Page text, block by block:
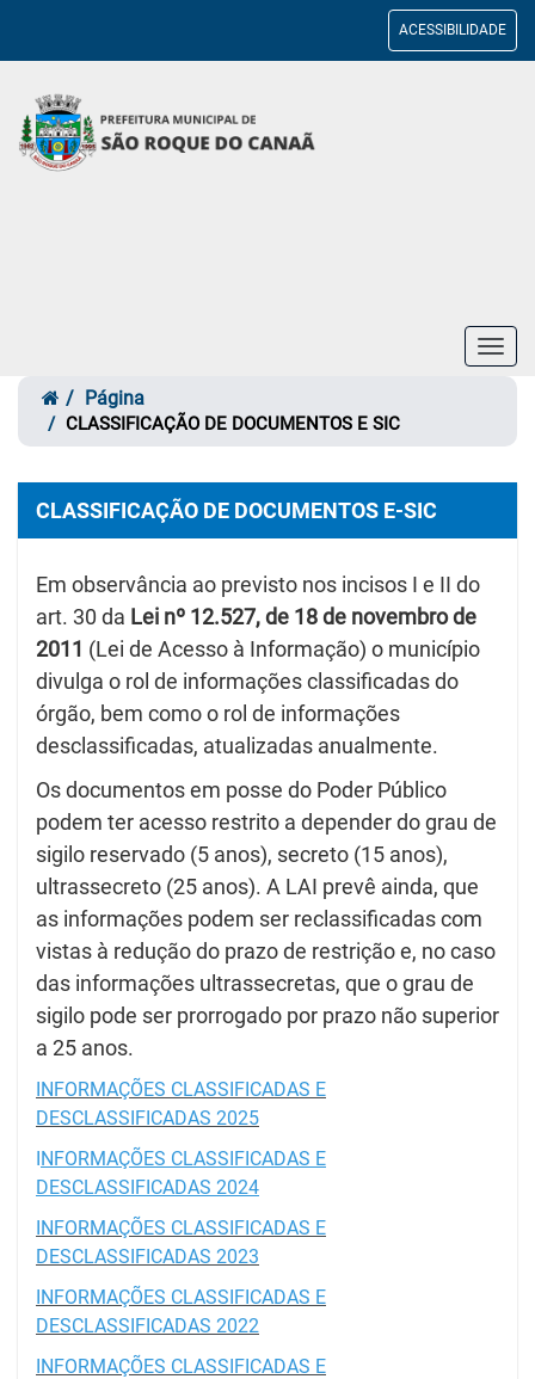
ACESSIBILIDADE
Página
CLASSIFICAÇÃO DE DOCUMENTOS E SIC
CLASSIFICAÇÃO DE DOCUMENTOS E-SIC
Em observância ao previsto nos incisos I e II do
art. 30 da Lei nº 12.527, de 18 de novembro de
2011 (Lei de Acesso à Informação) o município
divulga o rol de informações classificadas do
órgão, bem como o rol de informações
desclassificadas, atualizadas anualmente.
Os documentos em posse do Poder Público
podem ter acesso restrito a depender do grau de
sigilo reservado (5 anos), secreto (15 anos),
ultrassecreto (25 anos). A LAI prevê ainda, que
as informações podem ser reclassificadas com
vistas à redução do prazo de restrição e, no caso
das informações ultrassecretas, que o grau de
sigilo pode ser prorrogado por prazo não superior
a 25 anos.
INFORMAÇÕES CLASSIFICADAS E
DESCLASSIFICADAS 2025
INFORMAÇÕES CLASSIFICADAS E
DESCLASSIFICADAS 2024
INFORMAÇÕES CLASSIFICADAS E
DESCLASSIFICADAS 2023
INFORMAÇÕES CLASSIFICADAS E
DESCLASSIFICADAS 2022
INFORMAÇÕES CLASSIFICADAS E